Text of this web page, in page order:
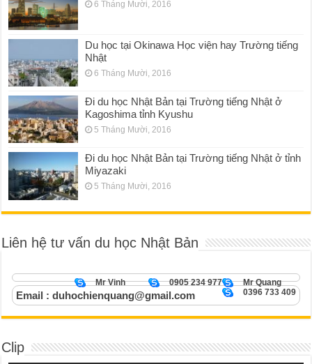
6 Tháng Mười, 2016
Du học tại Okinawa Học viện hay Trường tiếng
Nhật
6 Tháng Mười, 2016
Đi du học Nhật Bản tại Trường tiếng Nhật ở
Kagoshima tỉnh Kyushu
5 Tháng Mười, 2016
Đi du học Nhật Bản tại Trường tiếng Nhật ở tỉnh
Miyazaki
5 Tháng Mười, 2016
Liên hệ tư vấn du học Nhật Bản
Mr Quang
0905 234 977
Mr Vinh
0396 733 409
Email : duhochienquang@gmail.com
Clip